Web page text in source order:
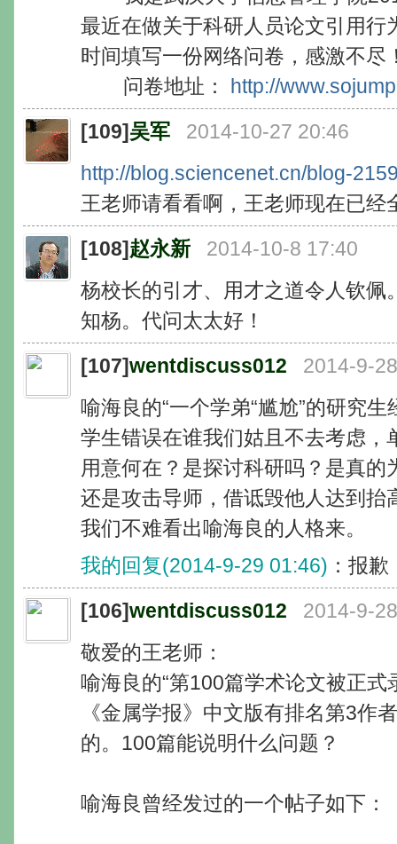
最近在做关于科研人员论文引用
时间填写一份网络问卷，感激不尽
问卷地址： http://
[109]吴军
2014-10-27 20:46
http://blog.sciencenet.cn/blog-
王老师请看看啊，王老师现在已经
[108]赵永新
2014-10-8 17:40
杨校长的引才、用才之道令人钦
知杨。代问太太好！
[107]wentdiscuss012
2014-9-
喻海良的“一个学弟“尴尬”的研究
学生错误在谁我们姑且不去考虑
用意何在？是探讨科研吗？是真的
还是攻击导师，借诋毁他人达到
我们不难看出喻海良的人格来。
我的回复(2014-9-29 01:46) ：报
[106]wentdiscuss012
2014-9-
敬爱的王老师：
喻海良的“第100篇学术论文被正
《金属学报》中文版有排名第3作
的。100篇能说明什么问题？
喻海良曾经发过的一个帖子如下：